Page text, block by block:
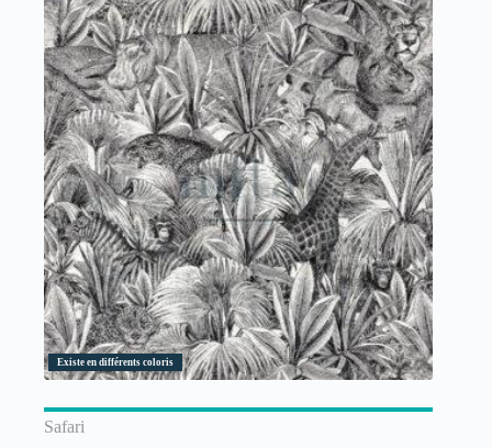
Existe en différents coloris
Safari